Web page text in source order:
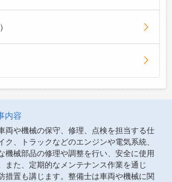
ービス資格）
ス研修（随時）
雰囲気・社風】
で大変なことは季節の気候です。夏は
寒いですが、社員が働きやすいよう環
症対策として空調服やドリンク等を
はジェットヒーターを設置するなど対
ます。
なぎやジャンパー・安全靴は貸与い
。工具貸与もありますので、ご安心く
）
内容
両や機械の保守、修理、点検を担当する仕
ク、トラックなどのエンジンや電気系統、
機械部品の修理や調整を行い、安全に使用
また、定期的なメンテナンス作業を通じ
措置も講じます。整備士は車両や機械に関